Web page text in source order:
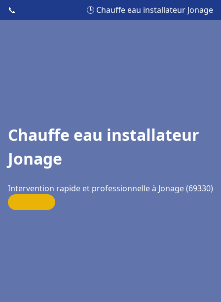
📞 🕒 Chauffe eau installateur Jonage
Chauffe eau installateur
Jonage
Intervention rapide et professionnelle à Jonage (69330)